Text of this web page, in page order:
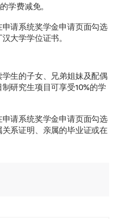
学费减免。
请系统奖学金申请页面勾选
大学学位证书。
生的子女、兄弟姐妹及配偶
研究生项目可享受10%的学
请系统奖学金申请页面勾选
系证明、亲属的毕业证或在